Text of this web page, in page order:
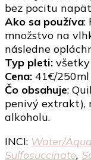
bez pocitu
Ako sa používa:
množstvo na
následne
Typ pleti:
Cena: 41€/250ml
Čo obsahuje:
penivý extrakt),
alkoholu.
INCI: Water/​
Sulfosuccinate,